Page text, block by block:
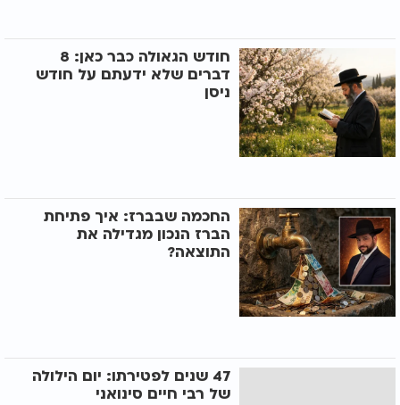
חודש הגאולה כבר כאן: 8
דברים שלא ידעתם על חודש
ניסן
החכמה שבברז: איך פתיחת
הברז הנכון מגדילה את
התוצאה?
47 שנים לפטירתו: יום הילולה
של רבי חיים סינואני